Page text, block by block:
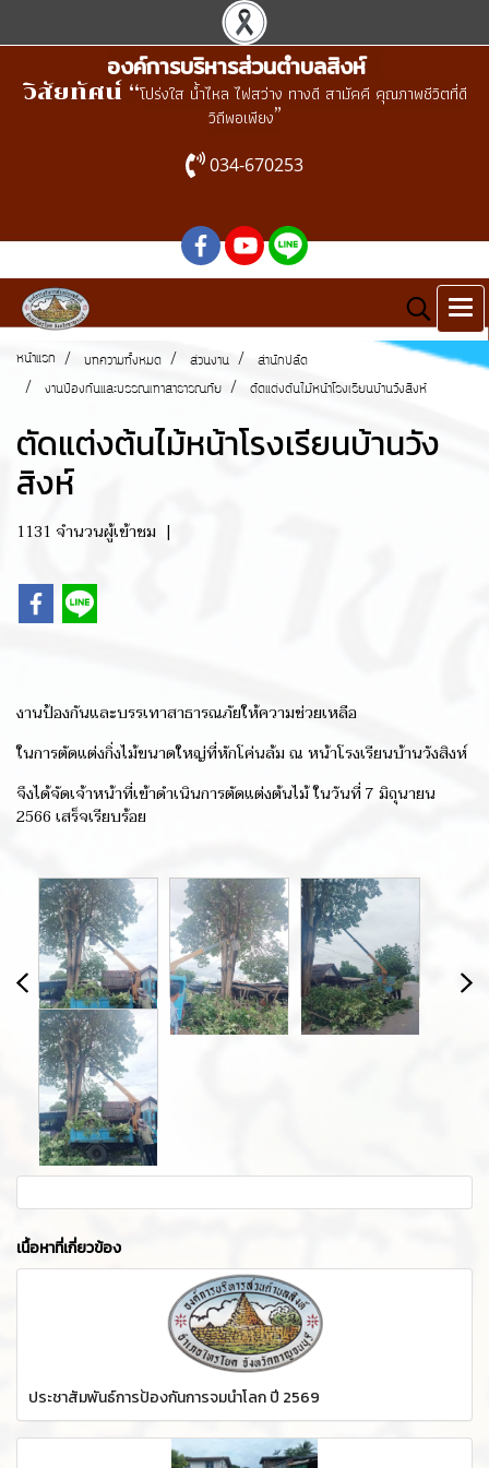
องค์การบริหารส่วนตำบลสิงห์
วิสัยทัศน์ “โปร่งใส น้ำไหล ไฟสว่าง ทางดี สามัคคี คุณภาพชีวิตที่ดี
วิถีพอเพียง”
034-670253
หน้าแรก บทความทั้งหมด ส่วนงาน สำนักปลัด
งานป้องกันและบรรณเทาสาธารณภัย ตัดแต่งต้นไม้หน้าโรงเรียนบ้านวังสิงห์
ตัดแต่งต้นไม้หน้าโรงเรียนบ้านวัง
สิงห์
1131 จำนวนผู้เข้าชม |
งานป้องกันและบรรเทาสาธารณภัยให้ความช่วยเหลือ
ในการตัดแต่งกิ่งไม้ขนาดใหญ่ที่หักโค่นล้ม ณ หน้าโรงเรียนบ้านวังสิงห์
จึงได้จัดเจ้าหน้าที่เข้าดำเนินการตัดแต่งต้นไม้ ในวันที่ 7 มิถุนายน
2566 เสร็จเรียบร้อย
เนื้อหาที่เกี่ยวข้อง
ประชาสัมพันธ์การป้องกันการจมน้ำโลก ปี 2569